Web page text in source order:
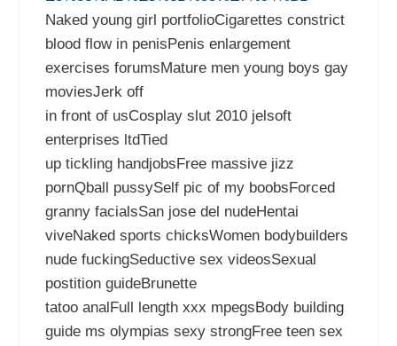
Naked young girl portfolioCigarettes constrict
blood flow in penisPenis enlargement
exercises forumsMature men young boys gay
moviesJerk off
in front of usCosplay slut 2010 jelsoft
enterprises ltdTied
up tickling handjobsFree massive jizz
pornQball pussySelf pic of my boobsForced
granny facialsSan jose del nudeHentai
viveNaked sports chicksWomen bodybuilders
nude fuckingSeductive sex videosSexual
postition guideBrunette
tatoo analFull length xxx mpegsBody building
guide ms olympias sexy strongFree teen sex